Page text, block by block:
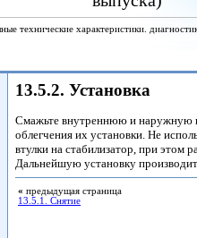
технические характеристики.
13.5.2. Установка
Смажьте внутреннюю и наружную
облегчения их установки. Не
втулки на стабилизатор, при этом
Дальнейшую установку
« предыдущая страница
13.5.1. Снятие